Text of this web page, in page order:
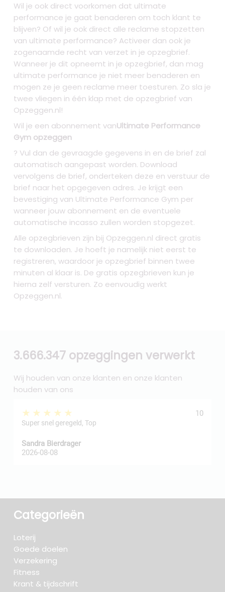
Wil je ook direct voorkomen dat ultimate
performance je gaat benaderen om toch klant te
blijven? Of wil je ook direct alle reclame stopzetten
van ultimate performance? Activeer dan ook je
zogenaamde recht van verzet in je opzegbrief.
Wanneer je dit opneemt in je opzegbrief, dan mag
ultimate performance je niet meer benaderen en
mogen ze je geen reclame meer toesturen. Zo sla je
twee vliegen in één klap met de opzegbrief van
Opzeggen.nl!
Wil je een abonnement vanUltimate Performance
Gym opzeggen
? Vul dan de gevraagde gegevens in en de brief zal
automatisch aangepast worden. Download
vervolgens de brief, onderteken deze en verstuur de
brief naar het opgegeven adres. Je krijgt een
bevestiging van Ultimate Performance Gym per
wanneer jouw abonnement en de eventuele
automatische incasso zullen worden stopgezet.
Alle opzegbrieven zijn bij Opzeggen.nl direct gratis
te downloaden. Je hoeft je namelijk niet eerst te
registreren, waardoor je opzegbrief binnen twee
minuten al klaar is. De gratis opzegbrieven kun je
hierna zelf versturen. Zo eenvoudig werkt
Opzeggen.nl.
3.666.347 opzeggingen verwerkt
Wij houden van onze klanten en onze klanten
houden van ons
★★★★★ 10
Super snel geregeld, Top
Sandra Bierdrager
2026-08-08
Categorieën
Loterij
Goede doelen
Verzekering
Fitness
Krant & tijdschrift